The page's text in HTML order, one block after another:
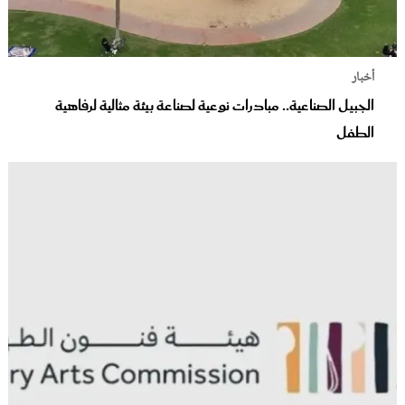
أخبار
الجبيل الصناعية.. مبادرات نوعية لصناعة بيئة مثالية لرفاهية
الطفل